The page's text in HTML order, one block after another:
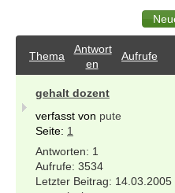
Thema
Antwort
en
Aufrufe
gehalt dozent
verfasst von pute
Seite: 1
1
3534
14.03.2005